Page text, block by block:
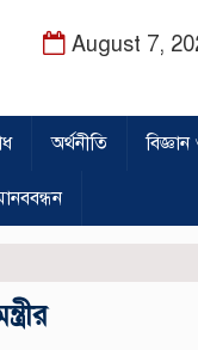
August 7,
অর্থনীতি বিজ্ঞান